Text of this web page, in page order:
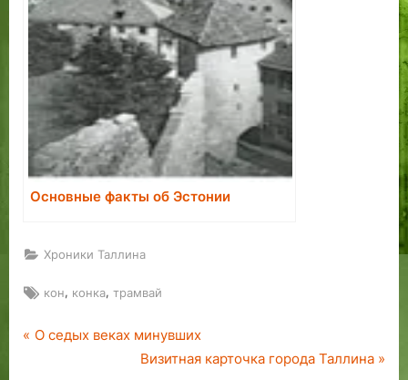
Основные факты об Эстонии
Хроники Таллина
Tags:
кон, конка, трамвай
Навигация
P
О седых веках минувших
N
Визитная карточка города Таллина